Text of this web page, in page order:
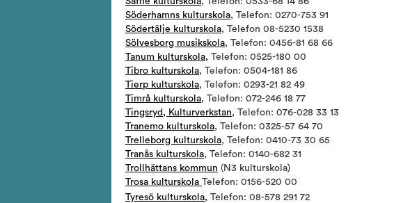
Söderhamns kulturskola, Telefon: 0270-753 91
Södertälje kulturskola, Telefon 08-5230 1538
Sölvesborg musikskola, Telefon: 0456-81 68 66
Tanum kulturskola, Telefon: 0525-180 00
Tibro kulturskola, Telefon: 0504-181 86
Tierp kulturskola, Telefon: 0293-21 82 49
Timrå kulturskola, Telefon: 072-246 18 77
Tingsryd, Kulturverkstan, Telefon: 076-028 33 13
Tranemo kulturskola, Telefon: 0325-57 64 70
Trelleborg kulturskola, Telefon: 0410-73 30 65
Tranås kulturskola, Telefon: 0140-682 31
Trollhättans kommun (N3 kulturskola)
Trosa kulturskola Telefon: 0156-520 00
Tyresö kulturskola, Telefon: 08-578 291 72